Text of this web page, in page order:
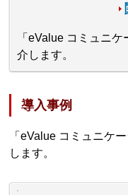
「eValue コミュニ
介します。
導入事例
「eValue コミュニケ
します。